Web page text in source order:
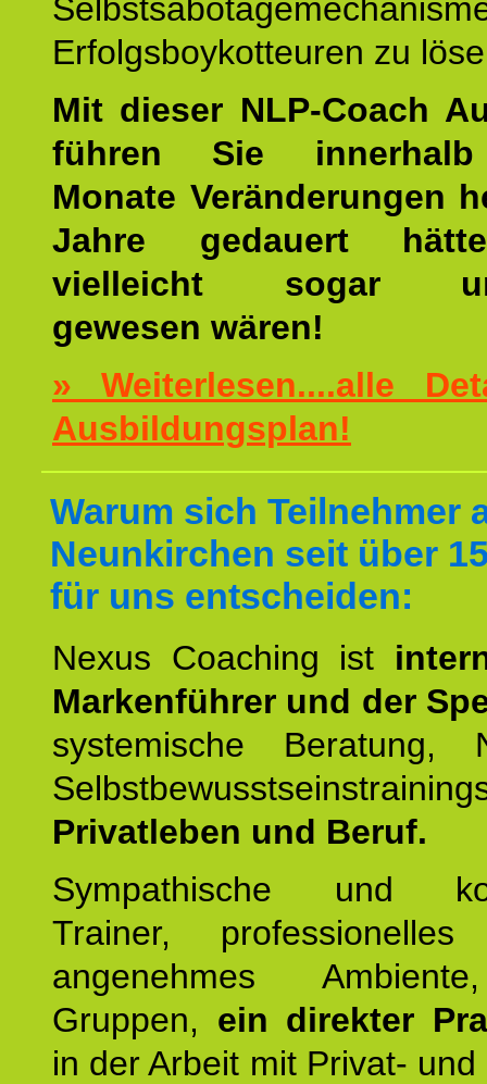
Erfolgsboykotteuren zu
Mit dieser NLP-Coach
führen Sie
Monate Veränderungen
Jahre gedauert
vielleicht sogar
gewesen wären!
» Weiterlesen....alle
Ausbildungsplan!
Warum sich Teilnehmer
Neunkirchen seit über
für uns entscheiden:
Nexus Coaching ist
Markenführer und der
systemische Beratung,
Privatleben und Beruf.
Sympathische und
Trainer, professionelles
angenehmes
Gruppen, ein direkter
in der Arbeit mit Privat-